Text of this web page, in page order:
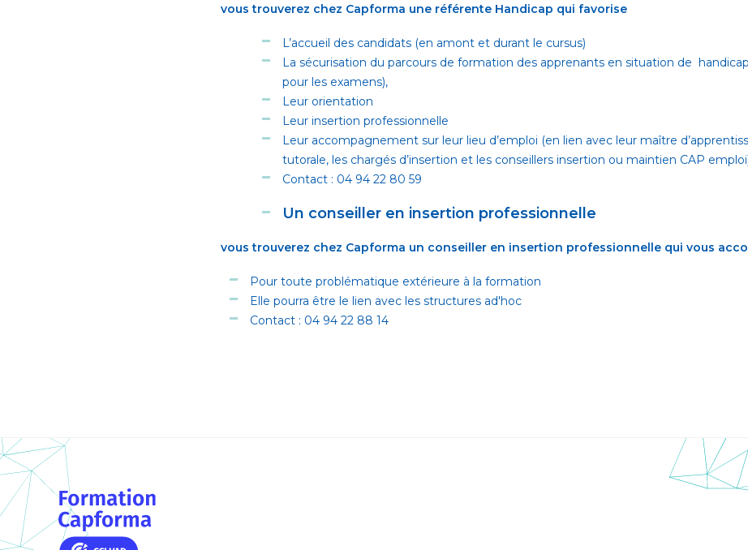
vous trouverez chez Capforma une référente Handicap qui favorise
L’accueil des candidats (en amont et durant le cursus)
La sécurisation du parcours de formation des apprenants en situation de
pour les examens),
Leur orientation
Leur insertion professionnelle
Leur accompagnement sur leur lieu d’emploi (en lien avec leur maître
tutorale, les chargés d’insertion et les conseillers insertion ou maintien CAP
Contact : 04 94 22 80 59
Un conseiller en insertion professionnelle
vous trouverez chez Capforma un conseiller en insertion professionnelle qui vous
Pour toute problématique extérieure à la formation
Elle pourra être le lien avec les structures ad'hoc
Contact : 04 94 22 88 14